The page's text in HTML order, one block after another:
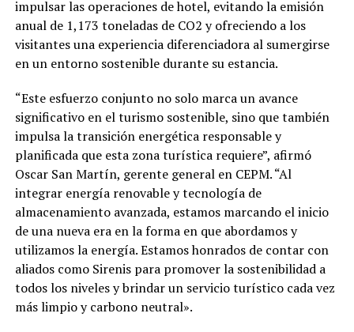
impulsar las operaciones de hotel, evitando la emisión
anual de 1,173 toneladas de CO2 y ofreciendo a los
visitantes una experiencia diferenciadora al sumergirse
en un entorno sostenible durante su estancia.
“Este esfuerzo conjunto no solo marca un avance
significativo en el turismo sostenible, sino que también
impulsa la transición energética responsable y
planificada que esta zona turística requiere”, afirmó
Oscar San Martín, gerente general en CEPM. “Al
integrar energía renovable y tecnología de
almacenamiento avanzada, estamos marcando el inicio
de una nueva era en la forma en que abordamos y
utilizamos la energía. Estamos honrados de contar con
aliados como Sirenis para promover la sostenibilidad a
todos los niveles y brindar un servicio turístico cada vez
más limpio y carbono neutral».